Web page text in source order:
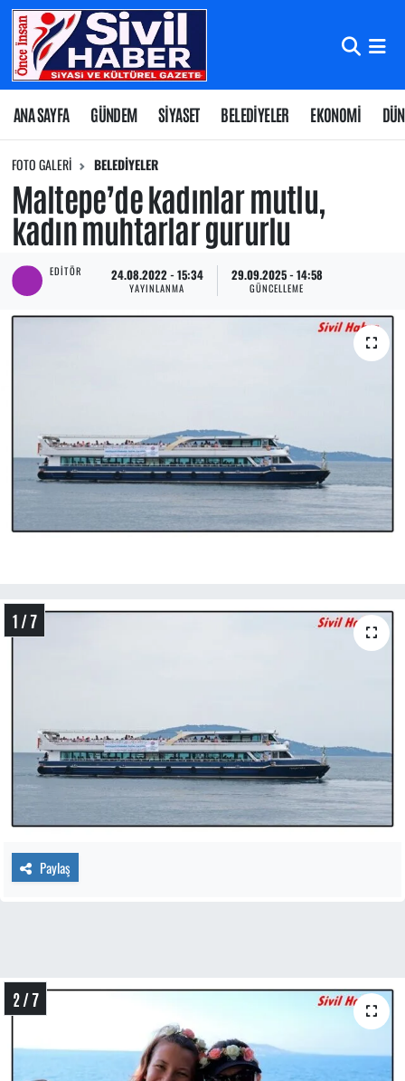
ANA SAYFA GÜNDEM SİYASET BELEDİYELER EKONOMİ
FOTO GALERI BELEDİYELER
Maltepe’de kadınlar mutlu,
kadın muhtarlar gururlu
EDITÖR 24.08.2022 - 15:34
YAYINLANMA
29.09.2025 - 14:58
GÜNCELLEME
1 / 7
Paylaş
2 / 7
Nöbetçi Eczaneler
Hava Durumu
Namaz Vakitleri
Trafik Durumu
Süper Lig Puan Durumu ve Fikstür
Tüm Manşetler